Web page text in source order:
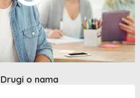
Drugi o nama